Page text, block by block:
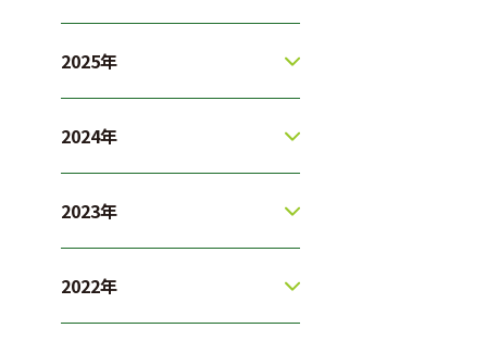
2025年
2024年
2023年
2022年